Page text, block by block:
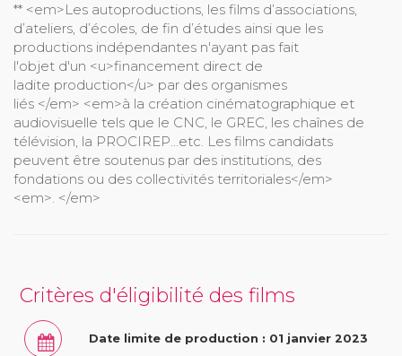
** <em>Les autoproductions, les films d’associations,
d’ateliers, d’écoles, de fin d’études ainsi que les
productions indépendantes n'ayant pas fait
l'objet d'un <u>financement direct de
ladite production</u> par des organismes
liés </em> <em>à la création cinématographique et
audiovisuelle tels que le CNC, le GREC, les chaînes de
télévision, la PROCIREP...etc. Les films candidats
peuvent être soutenus par des institutions, des
fondations ou des collectivités territoriales</em>
<em>. </em>
Critères d'éligibilité des films
Date limite de production : 01 janvier 2023